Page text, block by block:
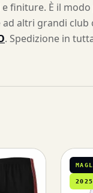
finiture. È il
altri grandi club
. Spedizione in